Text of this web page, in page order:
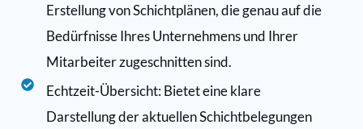
Erstellung von Schichtplänen, die genau auf die
Bedürfnisse Ihres Unternehmens und Ihrer
Mitarbeiter zugeschnitten sind.
Echtzeit-Übersicht: Bietet eine klare
Darstellung der aktuellen Schichtbelegungen